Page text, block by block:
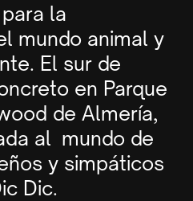
la
mundo animal y
El sur de
en Parque
de Almería,
al mundo de
y simpáticos
Dic.